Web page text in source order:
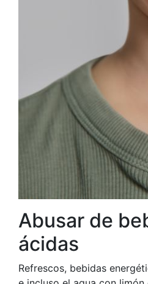
Abusar de
ácidas
Refrescos, bebidas